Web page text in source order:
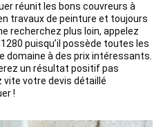
réunit les bons couvreurs à
travaux de peinture et toujours
recherchez plus loin, appelez
puisqu’il possède toutes les
à des prix intéressants.
un résultat positif pas
vite votre devis détaillé
!